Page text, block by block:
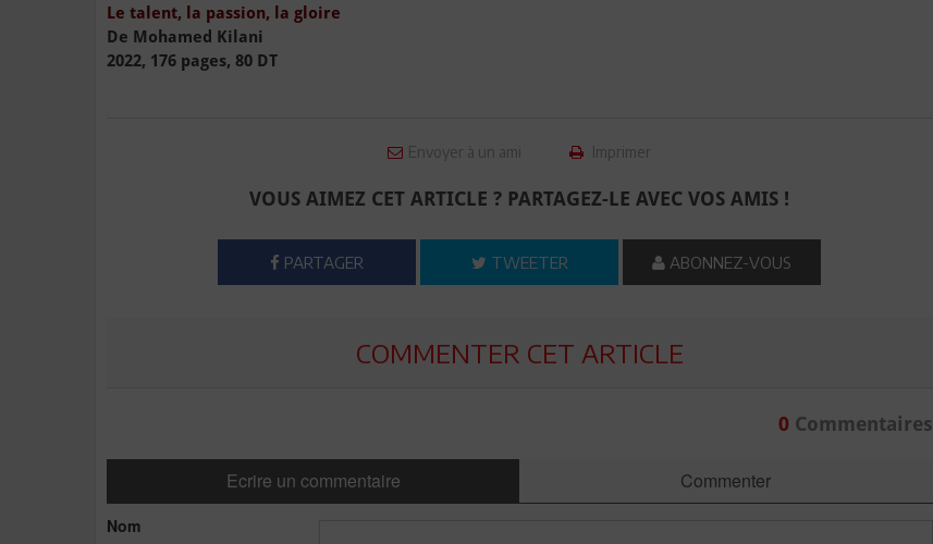
Le talent, la passion, la gloire
De Mohamed Kilani
2022, 176 pages, 80 DT
Envoyer à un ami Imprimer
VOUS AIMEZ CET ARTICLE ? PARTAGEZ-LE AVEC VOS AMIS !
PARTAGER TWEETER ABONNEZ-VOUS
COMMENTER CET ARTICLE
0Commentaires
Ecrire un commentaire Commenter
Nom